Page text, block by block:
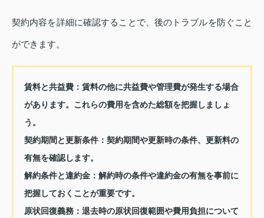
契約内容を詳細に確認することで、後のトラブルを防ぐこと
ができます。
賃料と共益費： 賃料の他に共益費や管理費が発生する場合
があります。これらの費用を含めた総額を把握しましょ
う。
契約期間と更新条件： 契約期間や更新時の条件、更新料の
有無を確認します。
解約条件と違約金： 解約時の条件や違約金の有無を事前に
把握しておくことが重要です。
原状回復義務： 退去時の原状回復範囲や費用負担について